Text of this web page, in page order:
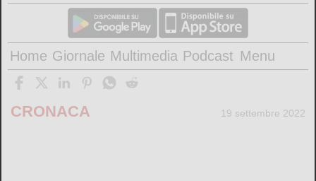
Home Giornale Multimedia Podcast Menu
CRONACA 19 settembre 2022